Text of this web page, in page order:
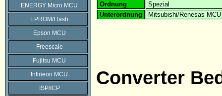
ENERGY Micro MCU
EPROM/Flash
Epson MCU
Freescale
Fujitsu MCU
Infineon MCU
ISP/ICP
Ordnung
Spezial
Unterordnung
Mitsubishi/Renesas MCU
Converter